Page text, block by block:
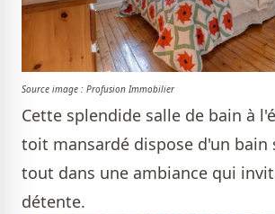
Source image : Profusion Immobilier
Cette splendide salle de bain à
toit mansardé dispose d'un bain
tout dans une ambiance qui
détente.